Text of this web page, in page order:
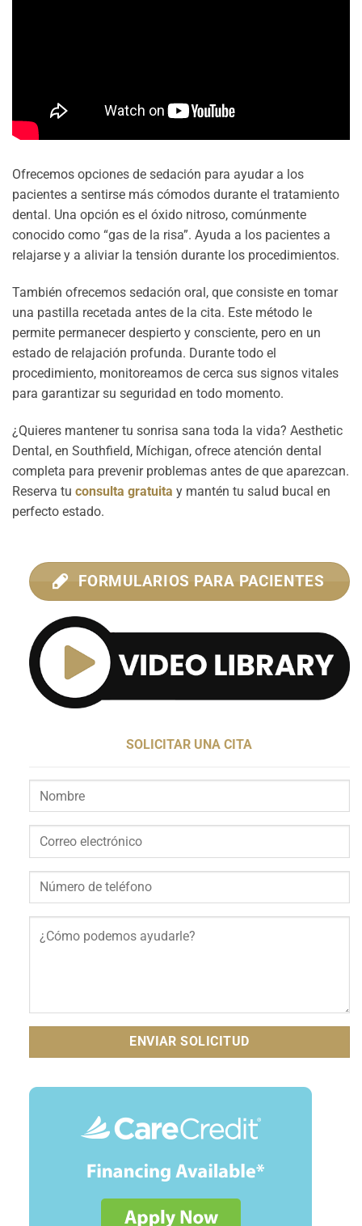
Ofrecemos opciones de sedación para ayudar a los
pacientes a sentirse más cómodos durante el tratamiento
dental. Una opción es el óxido nitroso, comúnmente
conocido como “gas de la risa”. Ayuda a los pacientes a
relajarse y a aliviar la tensión durante los procedimientos.
También ofrecemos sedación oral, que consiste en tomar
una pastilla recetada antes de la cita. Este método le
permite permanecer despierto y consciente, pero en un
estado de relajación profunda. Durante todo el
procedimiento, monitoreamos de cerca sus signos vitales
para garantizar su seguridad en todo momento.
¿Quieres mantener tu sonrisa sana toda la vida? Aesthetic
Dental, en Southfield, Míchigan, ofrece atención dental
completa para prevenir problemas antes de que aparezcan.
Reserva tu consulta gratuita y mantén tu salud bucal en
perfecto estado.
FORMULARIOS PARA PACIENTES
SOLICITAR UNA CITA